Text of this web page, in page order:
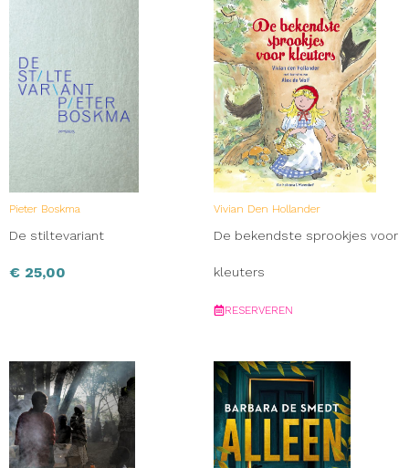
Pieter Boskma
De stiltevariant
€ 25,00
Vivian Den Hollander
De bekendste sprookjes voor
kleuters
RESERVEREN